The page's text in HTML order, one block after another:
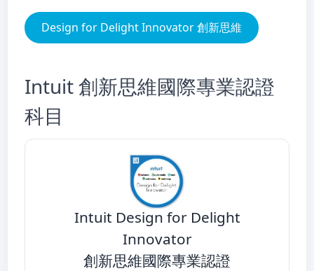
Design for Delight Innovator 創新思維
Intuit 創新思維國際專業認證
科目
Intuit Design for Delight
Innovator
創新思維國際專業認證